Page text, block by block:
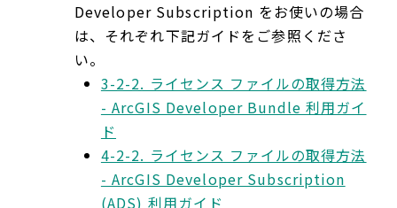
Developer Subscription をお使いの場合
は、それぞれ下記ガイドをご参照くださ
い。
3-2-2. ライセンス ファイルの取得方法
- ArcGIS Developer Bundle 利用ガイ
ド
4-2-2. ライセンス ファイルの取得方法
- ArcGIS Developer Subscription
(ADS) 利用ガイド